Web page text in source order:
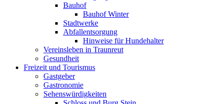
Bauhof
Bauhof Winter
Stadtwerke
Abfallentsorgung
Hinweise für Hundehalter
Vereinsleben in Traunreut
Gesundheit
Freizeit und Tourismus
Gastgeber
Gastronomie
Sehenswürdigkeiten